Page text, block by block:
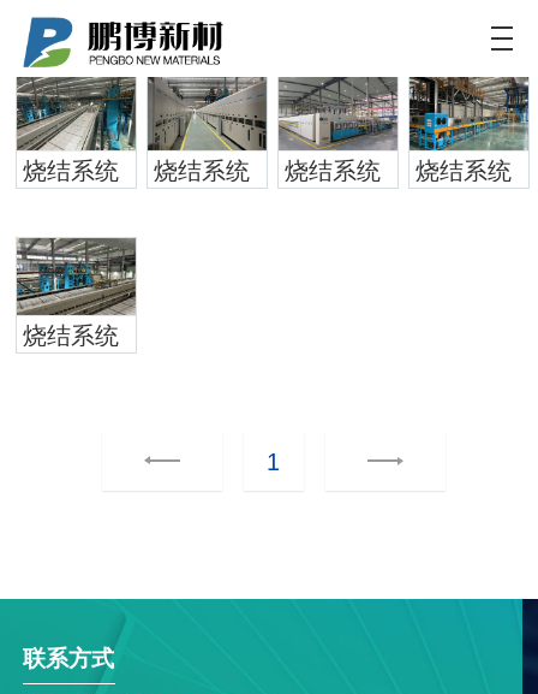
鹏博新材
致力于为客户提供新能源电池更加定制化和高效的
解决方案
烧结系统 烧结系统 烧结系统 烧结系统
烧结系统
1
联系方式